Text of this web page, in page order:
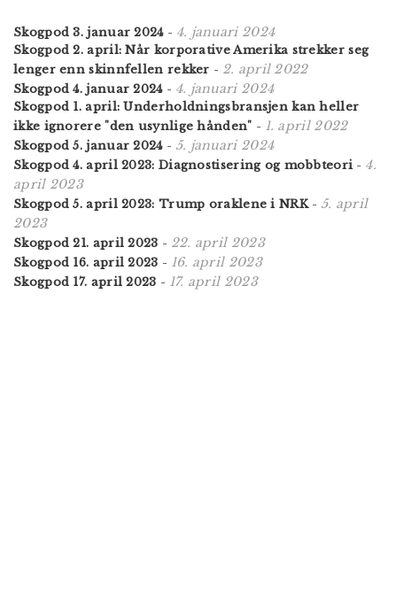
Skogpod 3. januar 2024- 4. januari 2024
Skogpod 2. april: Når korporative Amerika strekker seg
lenger enn skinnfellen rekker - 2. april 2022
Skogpod 4. januar 2024- 4. januari 2024
Skogpod 1. april: Underholdningsbransjen kan heller
ikke ignorere "den usynlige hånden" - 1. april 2022
Skogpod 5. januar 2024- 5. januari 2024
Skogpod 4. april 2023: Diagnostisering og mobbteori - 4.
april 2023
Skogpod 5. april 2023: Trump oraklene i NRK- 5. april
2023
Skogpod 21. april 2023 - 22. april 2023
Skogpod 16. april 2023 - 16. april 2023
Skogpod 17. april 2023 - 17. april 2023